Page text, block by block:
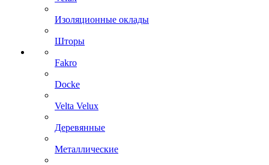
Изоляционные оклады
Шторы
Fakro
Docke
Velta Velux
Деревянные
Металлические